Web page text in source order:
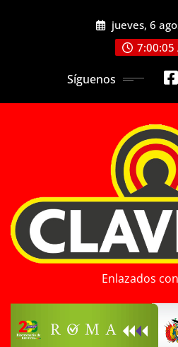
jueves, 6
7:00:07
Síguenos
Enlazados